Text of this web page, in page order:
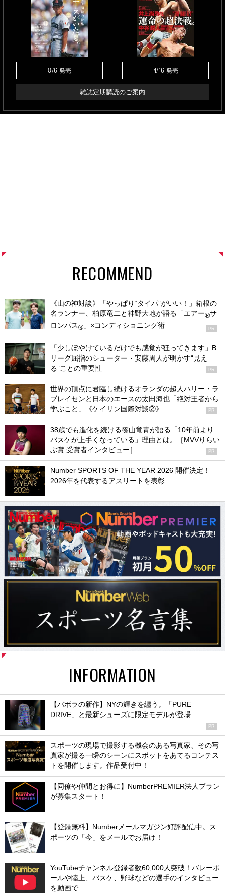
8/6 発売 4/16 発売
雑誌定期購読のご案内
RECOMMEND
《山の神対談》「やっぱり“タイパ”がいい！」箱根の
名ランナー、柏原竜二と神野大地が語る「エアー®サ
ロンパス® 」×コンディショニング術 PR
「少しぼやけているだけでも感覚が狂ってきます」B
リーグ屈指のシューター・安藤周人が明かす“見え
る”ことの重要性
PR
世界の頂点に君臨し続けるオランダの超人ハリー・ラ
ブレイセンと日本のエースの太田海也「絶対王者から
学ぶこと」《ケイリン国際対談②》
PR
38歳でも進化を続ける篠山竜青が語る「10年前より
バスケが上手くなっている」理由とは。［MVVりらい
ぶ賞 受賞者インタビュー］
PR
Number SPORTS OF THE YEAR 2026 開催決定！
2026年を代表するアスリートを表彰
INFORMATION
【バボラの新作】NYの輝きを纏う。「PURE
DRIVE」と最新シューズに限定モデルが登場
PR
スポーツの現場で撮影する機会のある写真家、その写
真家が撮る一瞬のシーンにスポットをあてるコンテス
トを開催します。作品受付中！
【同僚や仲間とお得に】NumberPREMIER法人プラン
が募集スタート！
【登録無料】Numberメールマガジン好評配信中。ス
ポーツの「今」をメールでお届け！
YouTubeチャンネル登録者数60,000人突破！バレーボ
ールや陸上、バスケ、野球などの選手のインタビュー
を動画で